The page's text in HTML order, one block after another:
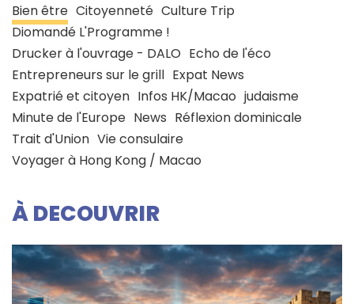
Bien être Citoyenneté Culture Trip
Diomandé L'Programme !
Drucker à l'ouvrage - DALO Echo de l'éco
Entrepreneurs sur le grill Expat News
Expatrié et citoyen Infos HK/Macao judaisme
Minute de l'Europe News Réflexion dominicale
Trait d'Union Vie consulaire
Voyager à Hong Kong / Macao
À DECOUVRIR